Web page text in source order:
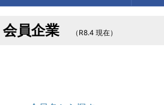
会員企業 （R8.4 現在）